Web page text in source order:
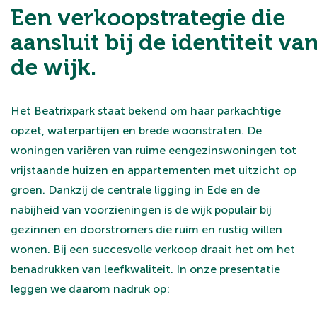
Een verkoopstrategie die
aansluit bij de identiteit
de wijk.
Het Beatrixpark staat bekend om haar parkachtige
opzet, waterpartijen en brede woonstraten. De
woningen variëren van ruime eengezinswoningen tot
vrijstaande huizen en appartementen met uitzicht op
groen. Dankzij de centrale ligging in Ede en de
nabijheid van voorzieningen is de wijk populair bij
gezinnen en doorstromers die ruim en rustig willen
wonen. Bij een succesvolle verkoop draait het om het
benadrukken van leefkwaliteit. In onze presentatie
leggen we daarom nadruk op: